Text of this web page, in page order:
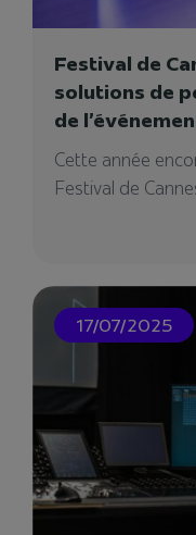
Festival de
solutions de
de
Cette année
Festival de
17/07/2025
Titanic, le
x Videlio
Dans les studios